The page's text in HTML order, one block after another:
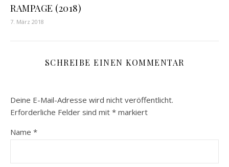
RAMPAGE (2018)
7. März 2018
SCHREIBE EINEN KOMMENTAR
Deine E-Mail-Adresse wird nicht veröffentlicht.
Erforderliche Felder sind mit * markiert
Name *